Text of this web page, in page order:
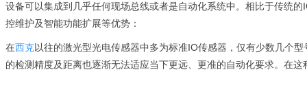
设备可以集成到几乎任何现场总线或者是自动化系统中。相比于传统
控维护及智能功能扩展等优势：
在西克以往的激光型光电传感器中多为标准IO传感器，仅有少数几个
的检测精度及距离也逐渐无法适应当下更远、更准的自动化要求。在这